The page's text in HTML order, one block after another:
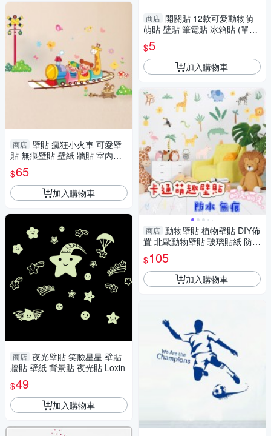
商店 壁貼 瘋狂小火車 可愛壁
貼 無痕壁貼 壁紙 牆貼 室內設
計 裝潢 Loxin
$65
加入購物車
商店 夜光壁貼 笑臉星星 壁貼
牆貼 壁紙 背景貼 夜光貼 Loxin
$49
加入購物車
商店 開關貼 12款可愛動物萌
萌貼 壁貼 筆電貼 冰箱貼 (單張)
Loxin
$5
加入購物車
商店 動物壁貼 植物壁貼 DIY佈
置 北歐動物壁貼 玻璃貼紙 防水
無痕壁貼 房間壁貼
$105
加入購物車